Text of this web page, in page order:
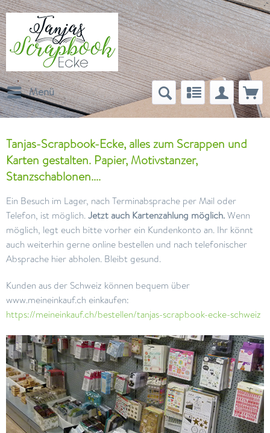
Menü
Tanjas-Scrapbook-Ecke, alles zum Scrappen und
Karten gestalten. Papier, Motivstanzer,
Stanzschablonen....
Ein Besuch im Lager, nach Terminabsprache per Mail oder
Telefon, ist möglich.Jetzt auch Kartenzahlung möglich.Wenn
möglich, legt euch bitte vorher ein Kundenkonto an. Ihr könnt
auch weiterhin gerne online bestellen und nach telefonischer
Absprache hier abholen. Bleibt gesund.
Kunden aus der Schweiz können bequem über
www.meineinkauf.ch einkaufen:
https://meineinkauf.ch/bestellen/tanjas-scrapbook-ecke-schweiz